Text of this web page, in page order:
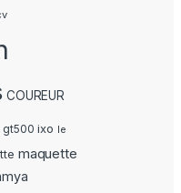
COUREUR
gt500 ixo le
maquette